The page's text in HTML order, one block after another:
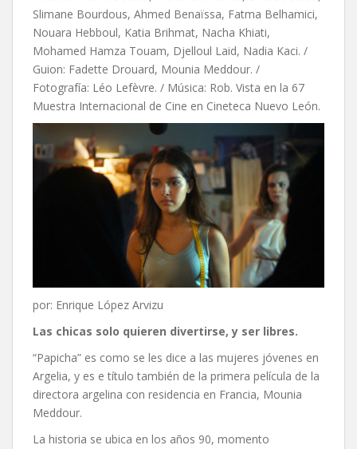
Slimane Bourdous, Ahmed Benaïssa, Fatma Belhamici,
Nouara Hebboul, Katia Brihmat, Nacha Khiati,
Mohamed Hamza Touam, Djelloul Laid, Nadia Kaci. /
Guion: Fadette Drouard, Mounia Meddour. /
Fotografía: Léo Lefèvre. / Música: Rob. Vista en la 67
Muestra Internacional de Cine en Cineteca Nuevo León.
por: Enrique López Arvizu
Las chicas solo quieren divertirse, y ser libres.
“Papicha” es como se les dice a las mujeres jóvenes en
Argelia, y es e título también de la primera película de la
directora argelina con residencia en Francia, Mounia
Meddour.
La historia se ubica en los años 90, momento